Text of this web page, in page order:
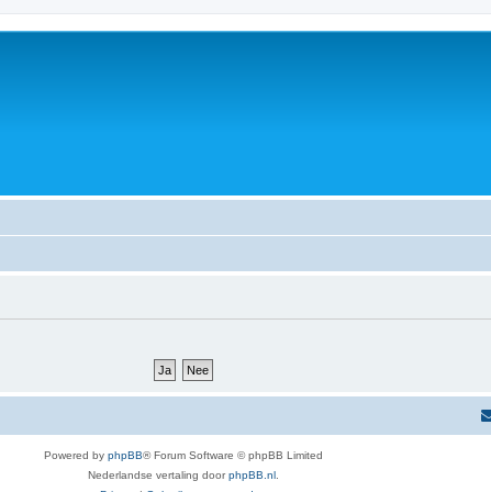
Powered by phpBB® Forum Software © phpBB Limited
Nederlandse vertaling doorphpBB.nl